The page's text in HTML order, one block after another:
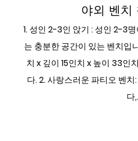
야외 벤치
1. 성인 2-3인 앉기 : 성인 2-3
는 충분한 공간이 있는 벤치입
치 x 깊이 15인치 x 높이 33인
다. 2. 사랑스러운 파티오 벤
다